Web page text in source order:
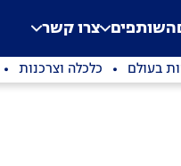
השותפים צרו קשר
בעולם כלכלה וצרכנות